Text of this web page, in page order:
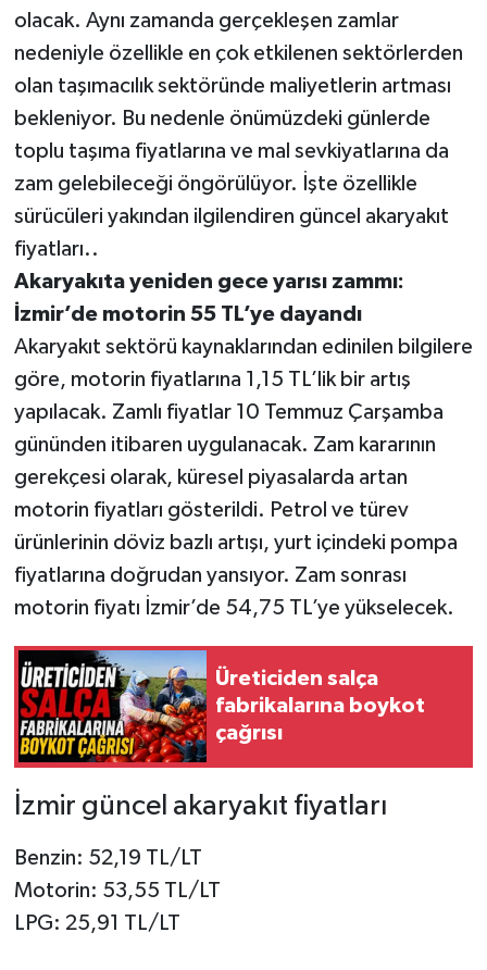
olacak. Aynı zamanda gerçekleşen zamlar
nedeniyle özellikle en çok etkilenen sektörlerden
olan taşımacılık sektöründe maliyetlerin artması
bekleniyor. Bu nedenle önümüzdeki günlerde
toplu taşıma fiyatlarına ve mal sevkiyatlarına da
zam gelebileceği öngörülüyor. İşte özellikle
sürücüleri yakından ilgilendiren güncel akaryakıt
fiyatları..
Akaryakıta yeniden gece yarısı zammı:
İzmir’de motorin 55 TL’ye dayandı
Akaryakıt sektörü kaynaklarından edinilen bilgilere
göre, motorin fiyatlarına 1,15 TL’lik bir artış
yapılacak. Zamlı fiyatlar 10 Temmuz Çarşamba
gününden itibaren uygulanacak. Zam kararının
gerekçesi olarak, küresel piyasalarda artan
motorin fiyatları gösterildi. Petrol ve türev
ürünlerinin döviz bazlı artışı, yurt içindeki pompa
fiyatlarına doğrudan yansıyor. Zam sonrası
motorin fiyatı İzmir’de 54,75 TL’ye yükselecek.
Üreticiden salça
fabrikalarına boykot
çağrısı
İzmir güncel akaryakıt fiyatları
Benzin: 52,19 TL/LT
Motorin: 53,55 TL/LT
LPG: 25,91 TL/LT